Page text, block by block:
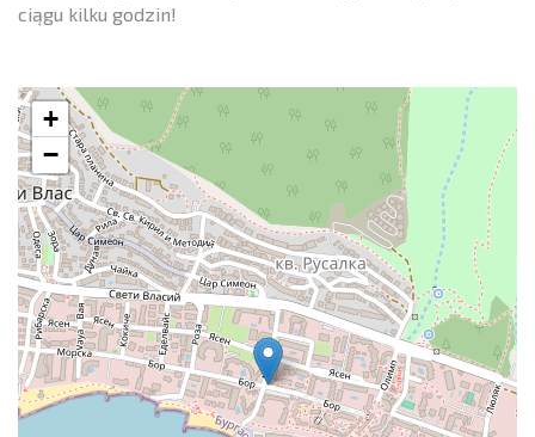
ciągu kilku godzin!
+
−